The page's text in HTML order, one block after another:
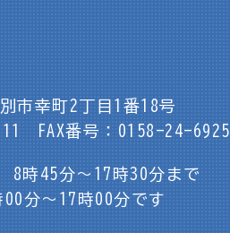
市幸町2丁目1番18号
FAX番号：0158-24-6925
時45分～17時30分まで
分～17時00分です